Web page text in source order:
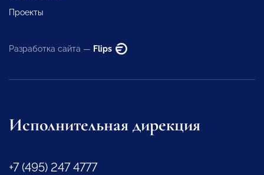
Проекты
Разработка сайта — Flips
Исполнительная дирекция
+7 (495) 247 4777